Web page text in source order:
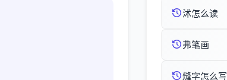
沭怎么读
弗笔画
熢字怎么写